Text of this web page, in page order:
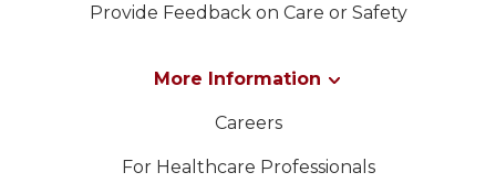
Provide Feedback on Care or Safety
More Information
Careers
For Healthcare Professionals